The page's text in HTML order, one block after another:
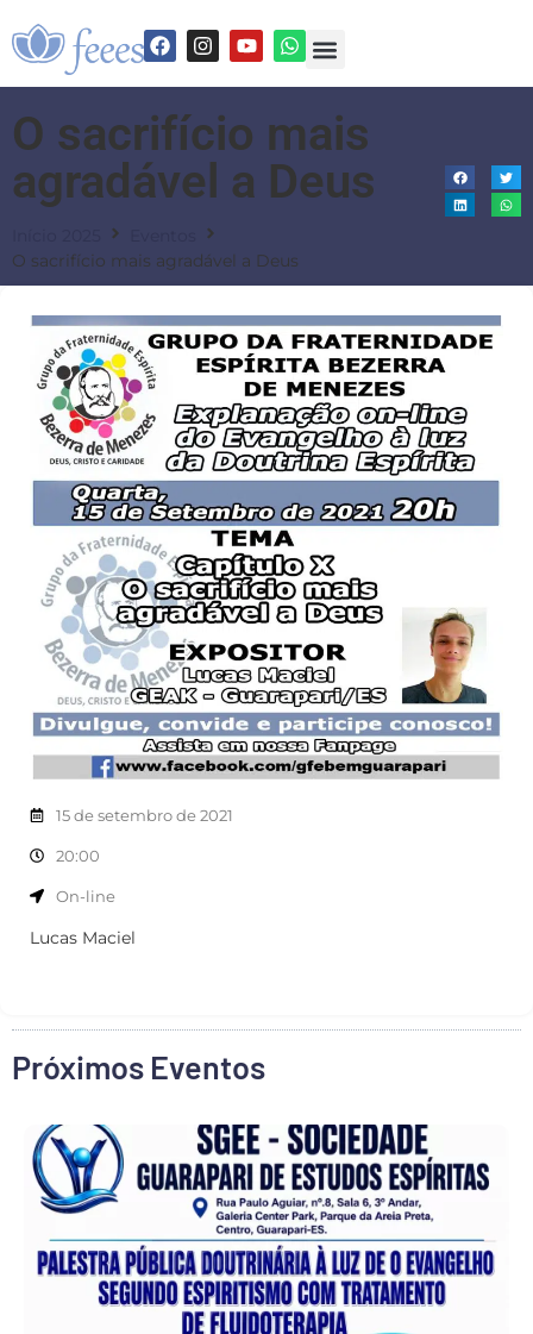
O sacrifício mais
agradável a Deus
O sacrifício mais agradável a Deus
15 de setembro de 2021
20:00
On-line
Lucas Maciel
Próximos Eventos